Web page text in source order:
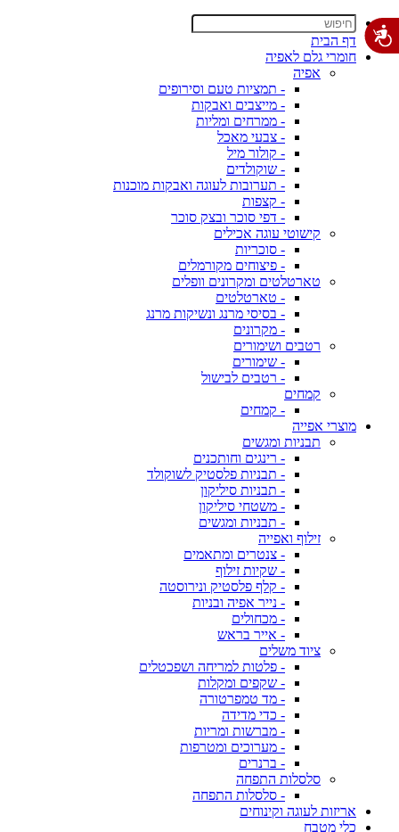
דף הבית
חומרי גלם לאפיה
אפיה
- תמציות טעם וסירופים
- מייצבים ואבקות
- ממרחים ומליות
- צבעי מאכל
- קולור מיל
- שוקולדים
- תערובות לעוגה ואבקות מוכנות
- קצפות
- דפי סוכר ובצק סוכר
קישוטי עוגה אכילים
- סוכריות
- פיצוחים מקורמלים
טארטלטים ומקרונים וופלים
- טארטלטים
- בסיסי מרנג ונשיקות מרנג
- מקרונים
רטבים ושימורים
- שימורים
- רטבים לבישול
קמחים
- קמחים
מוצרי אפייה
תבניות ומגשים
- רינגים וחותכנים
- תבניות פלסטיק לשוקולד
- תבניות סיליקון
- משטחי סיליקון
- תבניות ומגשים
זילוף ואפייה
- צנטרים ומתאמים
- שקיות זילוף
- קלף פלסטיק ונירוסטה
- נייר אפיה ובניות
- מכחולים
- אייר בראש
ציוד משלים
- פלטות למריחה ושפכטלים
- שקפים ומקלות
- מד טמפרטורה
- כדי מדידה
- מברשות ומריות
- מערוכים ומטרפות
- ברנרים
סלסלות התפחה
- סלסלות התפחה
אריזות לעוגה וקינוחים
כלי מטבח